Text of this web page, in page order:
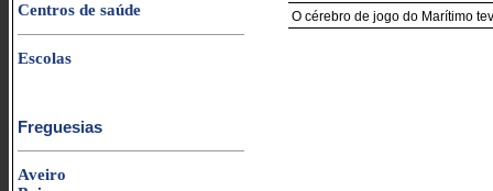
Centros de saúde
Escolas
Freguesias
Aveiro
O cérebro de jogo do Marítimo